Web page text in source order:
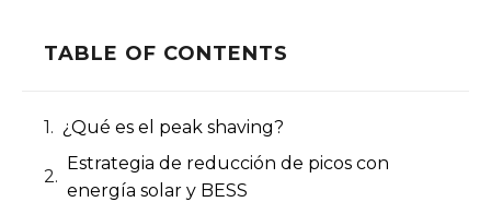
TABLE OF CONTENTS
¿Qué es el peak shaving?
Estrategia de reducción de picos con
energía solar y BESS